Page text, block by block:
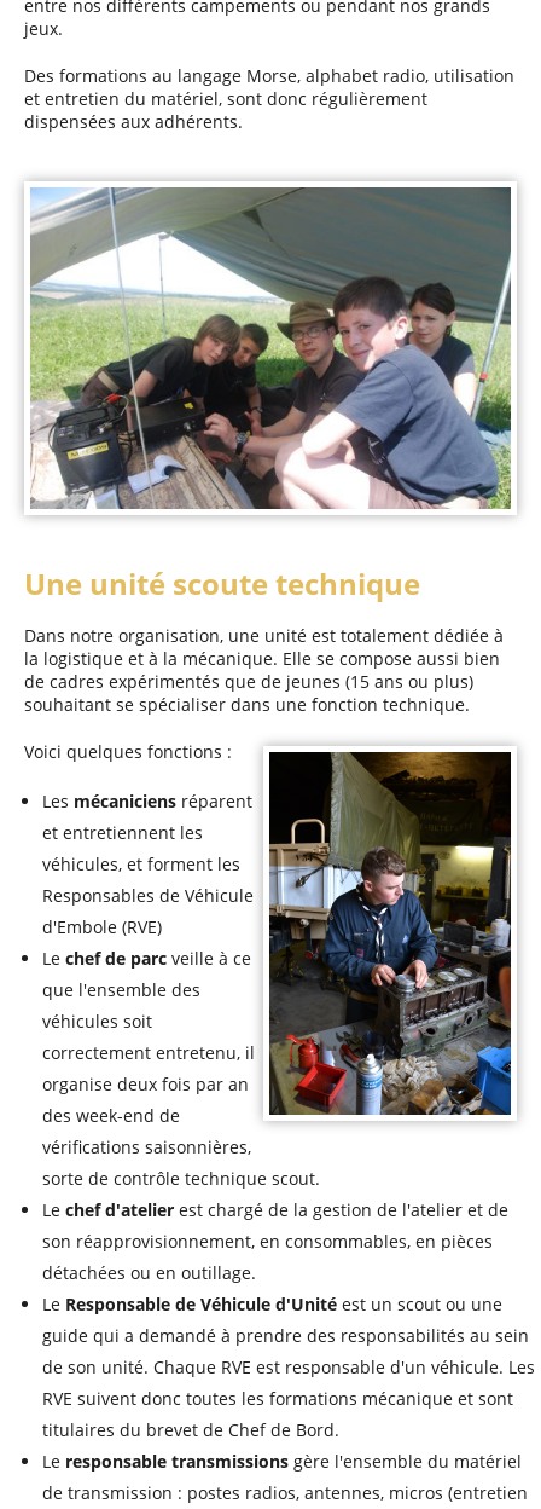
entre nos différents campements ou pendant nos grands
jeux.
Des formations au langage Morse, alphabet radio, utilisation
et entretien du matériel, sont donc régulièrement
dispensées aux adhérents.
Une unité scoute technique
Dans notre organisation, une unité est totalement dédiée à
la logistique et à la mécanique. Elle se compose aussi bien
de cadres expérimentés que de jeunes (15 ans ou plus)
souhaitant se spécialiser dans une fonction technique.
Voici quelques fonctions :
Les mécaniciens réparent
et entretiennent les
véhicules, et forment les
Responsables de Véhicule
d'Embole (RVE)
Le chef de parc veille à ce
que l'ensemble des
véhicules soit
correctement entretenu, il
organise deux fois par an
des week-end de
vérifications saisonnières,
sorte de contrôle technique scout.
Le chef d'atelier est chargé de la gestion de l'atelier et de
son réapprovisionnement, en consommables, en pièces
détachées ou en outillage.
Le Responsable de Véhicule d'Unité est un scout ou une
guide qui a demandé à prendre des responsabilités au sein
de son unité. Chaque RVE est responsable d'un véhicule. Les
RVE suivent donc toutes les formations mécanique et sont
titulaires du brevet de Chef de Bord.
Le responsable transmissions gère l'ensemble du matériel
de transmission : postes radios, antennes, micros (entretien